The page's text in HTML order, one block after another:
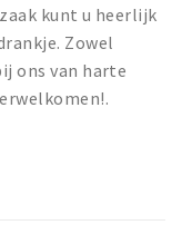
kunt u heerlijk
Zowel
ons van harte